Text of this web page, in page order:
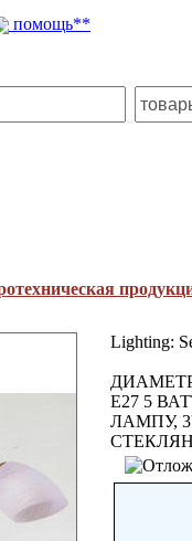
помощь**
Lighting:
ДИАМЕТР
E27 5
ЛАМПУ,